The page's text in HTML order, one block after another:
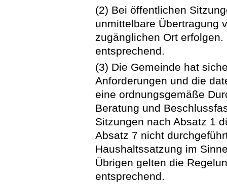
(2) Bei öffentlichen
unmittelbare Übertragung
zugänglichen Ort
entsprechend.
(3) Die Gemeinde hat
Anforderungen und die
eine ordnungsgemäße
Beratung und
Sitzungen nach Absatz 1
Absatz 7 nicht
Haushaltssatzung im
Übrigen gelten die
entsprechend.